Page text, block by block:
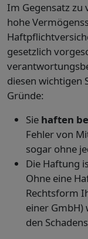
Im Gegensatz zu
hohe
gesetzlich
diesen wichtigen
Gründe:
Sie haften
Fehler von
sogar ohne
Die Haftung
Ohne eine
Rechtsform
einer
den